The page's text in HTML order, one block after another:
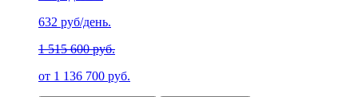
632 руб/день.
1 515 600 руб.
от 1 136 700 руб.